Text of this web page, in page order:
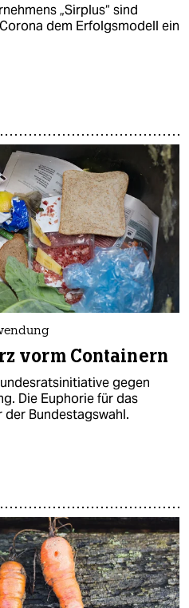
„Sirplus“ sind
dem Erfolgsmodell ein
vorm Containern
gegen
Die Euphorie für das
Bundestagswahl.